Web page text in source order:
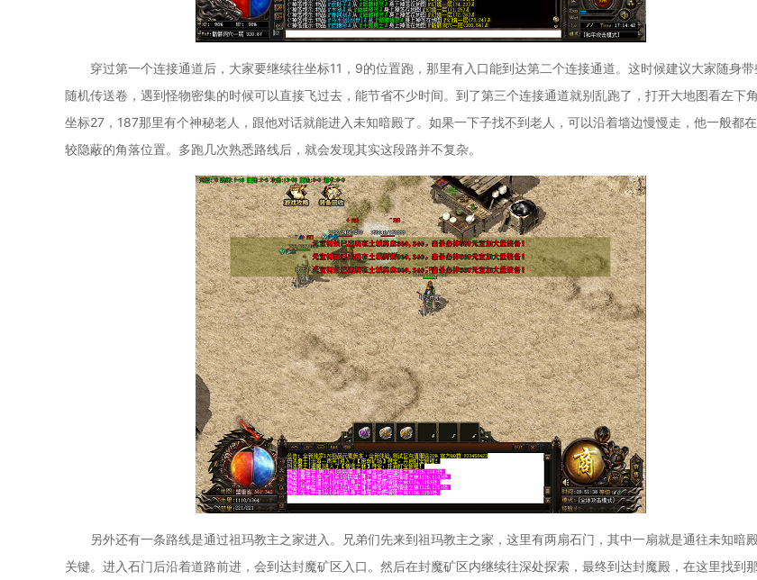
穿过第一个连接通道后，大家要继续往坐标11，9的位置跑，那里有入口能到达第二个连接通道。这时候建议大家随身带
随机传送卷，遇到怪物密集的时候可以直接飞过去，能节省不少时间。到了第三个连接通道就别乱跑了，打开大地图看左下角
坐标27，187那里有个神秘老人，跟他对话就能进入未知暗殿了。如果一下子找不到老人，可以沿着墙边慢慢走，他一般都
较隐蔽的角落位置。多跑几次熟悉路线后，就会发现其实这段路并不复杂。
另外还有一条路线是通过祖玛教主之家进入。兄弟们先来到祖玛教主之家，这里有两扇石门，其中一扇就是通往未知暗
关键。进入石门后沿着道路前进，会到达封魔矿区入口。然后在封魔矿区内继续往深处探索，最终到达封魔殿，在这里找到